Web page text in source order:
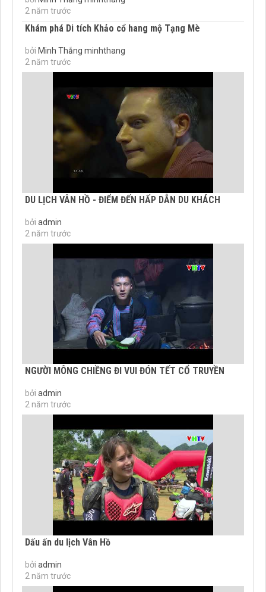
2 năm trước
Khám phá Di tích Khảo cổ hang mộ Tạng Mè
bởi Minh Thắng minhthang
2 năm trước
DU LỊCH VÂN HỒ - ĐIỂM ĐẾN HẤP DẪN DU KHÁCH
bởi admin
2 năm trước
NGƯỜI MÔNG CHIỀNG ĐI VUI ĐÓN TẾT CỔ TRUYỀN
bởi admin
2 năm trước
Dấu ấn du lịch Vân Hồ
bởi admin
2 năm trước